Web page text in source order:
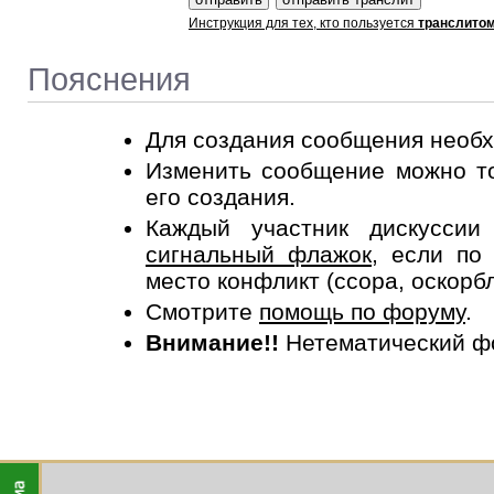
Инструкция для тех, кто пользуется
Пояснения
Для создания сообщения
Изменить сообщение можно
его создания.
Каждый участник
сигнальный флажок, если по
место конфликт (ссора,
Смотрите помощь по форуму.
Внимание!! Нетематический